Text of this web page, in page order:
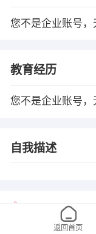
您不是企业账号，
教育经历
您不是企业账号，
自我描述
1、本平台仅供信息发布
返回首页